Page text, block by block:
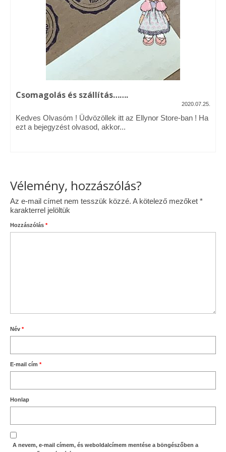
Vásárok, ahol velem is találkozhattál…
Alapanyagok, kellékek
A termékek tisztítása
Ellynor története
Adatkezelési tájékoztató
Általános Szerződési Feltételek
Csomagolás és szállítás…….
2020.07.25.
Kedves Olvasóm ! Üdvözöllek itt az Ellynor Store-ban ! Ha
ezt a bejegyzést olvasod, akkor...
Vélemény, hozzászólás?
Az e-mail címet nem tesszük közzé. A kötelező mezőket *
karakterrel jelöltük
Hozzászólás *
Név *
E-mail cím *
Honlap
A nevem, e-mail címem, és weboldalcímem mentése a böngészőben a